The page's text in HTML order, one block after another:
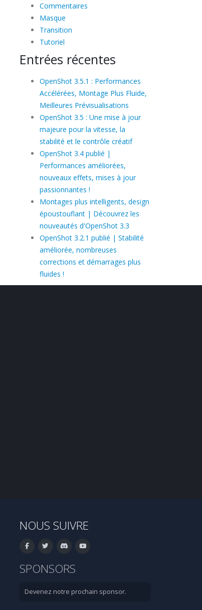
Commentaires
Masque
Transition
Tutoriel
Entrées récentes
OpenShot 3.5.1 : Performances
Accélérées, Montage Plus Fluide,
Meilleures Prévisualisations
OpenShot 3.5 : Une mise à jour
majeure pour la vitesse, la
stabilité et le contrôle créatif
OpenShot 3.4 publié |
Performances améliorées,
nouveaux effets, mises à jour
passionnantes !
Montages plus intelligents, design
époustouflant | Découvrez les
nouveautés d'OpenShot 3.3
OpenShot 3.2.1 publié | Stabilité
améliorée, nombreuses
corrections et démarrages plus
fluides !
NOUS SUIVRE
SPONSORS
Devenez notre prochain sponsor.